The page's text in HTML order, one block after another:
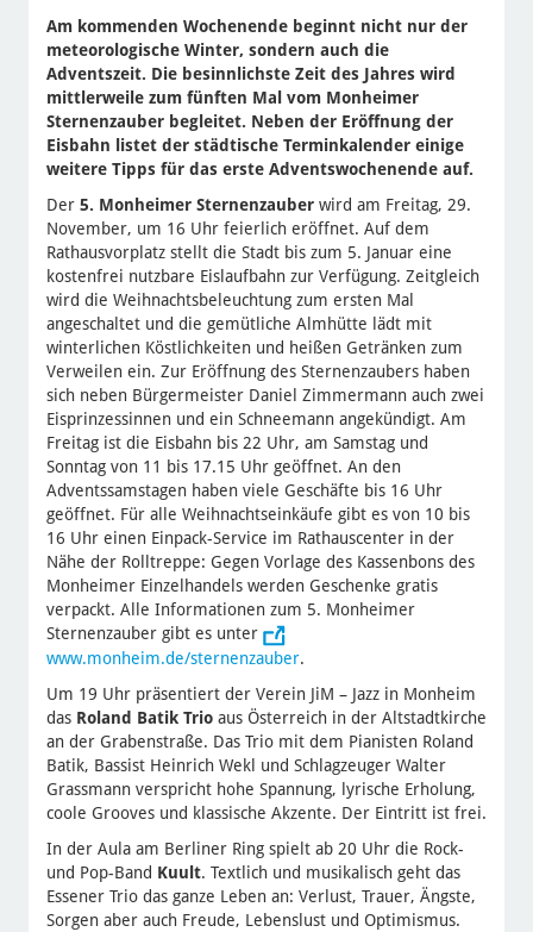
Am kommenden Wochenende beginnt nicht nur der
meteorologische Winter, sondern auch die
Adventszeit. Die besinnlichste Zeit des Jahres wird
mittlerweile zum fünften Mal vom Monheimer
Sternenzauber begleitet. Neben der Eröffnung der
Eisbahn listet der städtische Terminkalender einige
weitere Tipps für das erste Adventswochenende auf.
Der 5. Monheimer Sternenzauberwird am Freitag, 29.
November, um 16 Uhr feierlich eröffnet. Auf dem
Rathausvorplatz stellt die Stadt bis zum 5. Januar eine
kostenfrei nutzbare Eislaufbahn zur Verfügung. Zeitgleich
wird die Weihnachtsbeleuchtung zum ersten Mal
angeschaltet und die gemütliche Almhütte lädt mit
winterlichen Köstlichkeiten und heißen Getränken zum
Verweilen ein. Zur Eröffnung des Sternenzaubers haben
sich neben Bürgermeister Daniel Zimmermann auch zwei
Eisprinzessinnen und ein Schneemann angekündigt. Am
Freitag ist die Eisbahn bis 22 Uhr, am Samstag und
Sonntag von 11 bis 17.15 Uhr geöffnet. An den
Adventssamstagen haben viele Geschäfte bis 16 Uhr
geöffnet. Für alle Weihnachtseinkäufe gibt es von 10 bis
16 Uhr einen Einpack-Service im Rathauscenter in der
Nähe der Rolltreppe: Gegen Vorlage des Kassenbons des
Monheimer Einzelhandels werden Geschenke gratis
verpackt. Alle Informationen zum 5. Monheimer
Sternenzauber gibt es unter
www.monheim.de/sternenzauber.
Um 19 Uhr präsentiert der Verein JiM – Jazz in Monheim
das Roland Batik Trioaus Österreich in der Altstadtkirche
an der Grabenstraße. Das Trio mit dem Pianisten Roland
Batik, Bassist Heinrich Wekl und Schlagzeuger Walter
Grassmann verspricht hohe Spannung, lyrische Erholung,
coole Grooves und klassische Akzente. Der Eintritt ist frei.
In der Aula am Berliner Ring spielt ab 20 Uhr die Rock-
und Pop-Band Kuult. Textlich und musikalisch geht das
Essener Trio das ganze Leben an: Verlust, Trauer, Ängste,
Sorgen aber auch Freude, Lebenslust und Optimismus.